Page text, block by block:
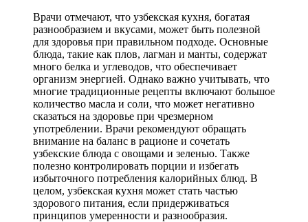
Врачи отмечают, что узбекская кухня, богатая
разнообразием и вкусами, может быть полезной
для здоровья при правильном подходе. Основные
блюда, такие как плов, лагман и манты, содержат
много белка и углеводов, что обеспечивает
организм энергией. Однако важно учитывать, что
многие традиционные рецепты включают большое
количество масла и соли, что может негативно
сказаться на здоровье при чрезмерном
употреблении. Врачи рекомендуют обращать
внимание на баланс в рационе и сочетать
узбекские блюда с овощами и зеленью. Также
полезно контролировать порции и избегать
избыточного потребления калорийных блюд. В
целом, узбекская кухня может стать частью
здорового питания, если придерживаться
принципов умеренности и разнообразия.